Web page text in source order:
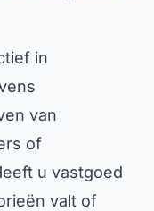
in
van
of
u vastgoed
valt of